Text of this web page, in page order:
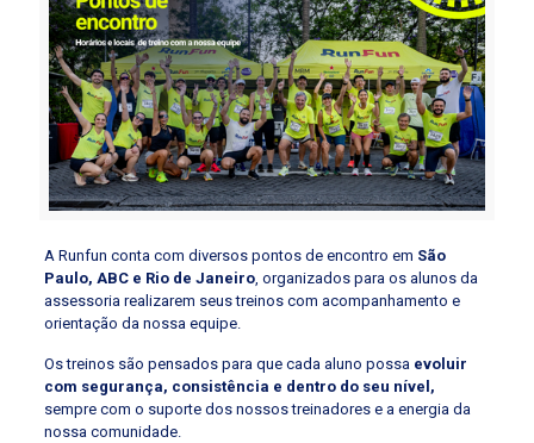
A Runfun conta com diversos pontos de encontro em São
Paulo, ABC e Rio de Janeiro, organizados para os alunos da
assessoria realizarem seus treinos com acompanhamento e
orientação da nossa equipe.
Os treinos são pensados para que cada aluno possa evoluir
com segurança, consistência e dentro do seu nível,
sempre com o suporte dos nossos treinadores e a energia da
nossa comunidade.